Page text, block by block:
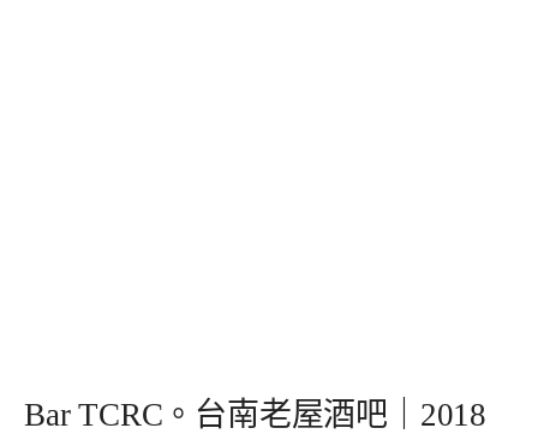
Bar TCRC。台南老屋酒吧｜2018